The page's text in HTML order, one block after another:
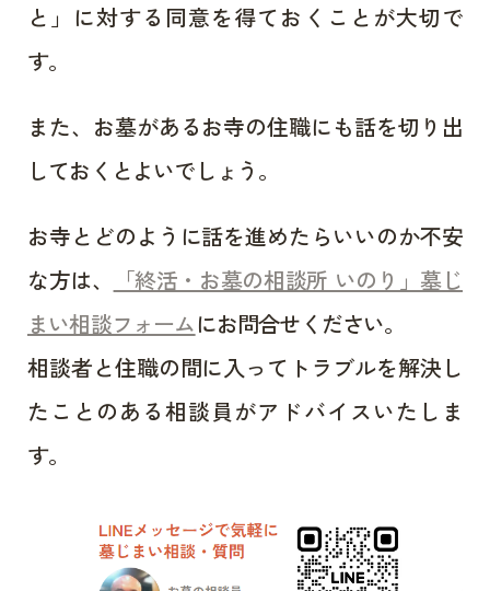
と」に対する同意を得ておくことが大切で
す。
また、お墓があるお寺の住職にも話を切り出
しておくとよいでしょう。
お寺とどのように話を進めたらいいのか不安
な方は、
「終活・お墓の相談所 いのり」墓じ
まい相談フォームにお問合せください。
相談者と住職の間に入ってトラブルを解決し
たことのある相談員がアドバイスいたしま
す。